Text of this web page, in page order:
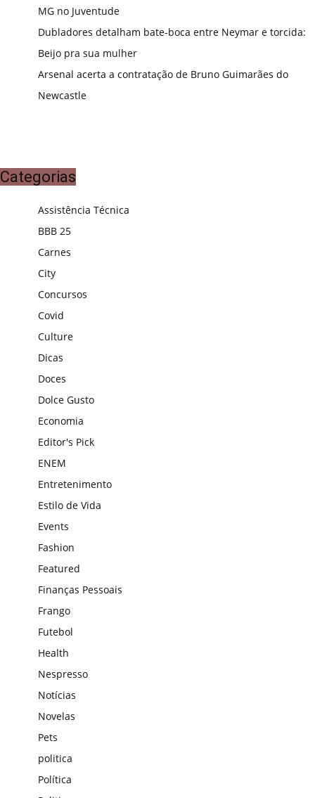
MG no Juventude
Dubladores detalham bate-boca entre Neymar e torcida:
Beijo pra sua mulher
Arsenal acerta a contratação de Bruno Guimarães do
Newcastle
Categorias
Assistência Técnica
BBB 25
Carnes
City
Concursos
Covid
Culture
Dicas
Doces
Dolce Gusto
Economia
Editor's Pick
ENEM
Entretenimento
Estilo de Vida
Events
Fashion
Featured
Finanças Pessoais
Frango
Futebol
Health
Nespresso
Notícias
Novelas
Pets
politica
Política